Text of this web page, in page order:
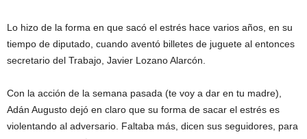
Lo hizo de la forma en que sacó el estrés hace varios años, en su
tiempo de diputado, cuando aventó billetes de juguete al entonces
secretario del Trabajo, Javier Lozano Alarcón.
Con la acción de la semana pasada (te voy a dar en tu madre),
Adán Augusto dejó en claro que su forma de sacar el estrés es
violentando al adversario. Faltaba más, dicen sus seguidores, para